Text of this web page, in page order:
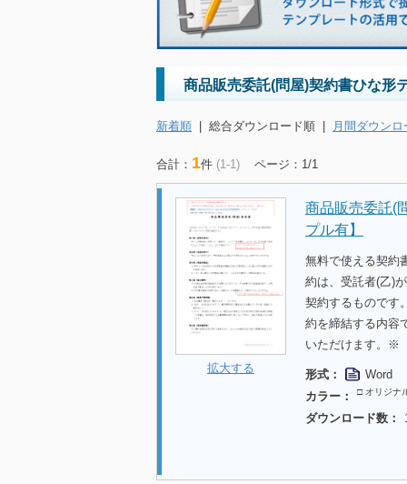
商品販売委託(問屋)契約書ひな形
新着順 | 総合ダウンロード順 | 月間ダウンロ
合計： 1件 (1-1) ページ：1/1
拡大する
商品販売委託(
プル有】
無料で使える契約
約は、受託者(乙)
契約するものです
約を締結する内容
いただけます。※
形式：
Word
カラー：
□ オリジナ
ダウンロード数：